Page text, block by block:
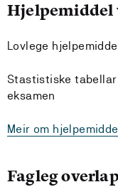
Hjelpemiddel
Lovlege
Stastistiske
eksamen
Meir om
Fagleg